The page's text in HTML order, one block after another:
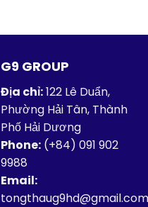
G9 GROUP
Địa chỉ:122 Lê Duẩn,
Phường Hải Tân, Thành
Phố Hải Dương
Phone: (+84) 091 902
9988
Email:
tongthaug9hd@gmail.com